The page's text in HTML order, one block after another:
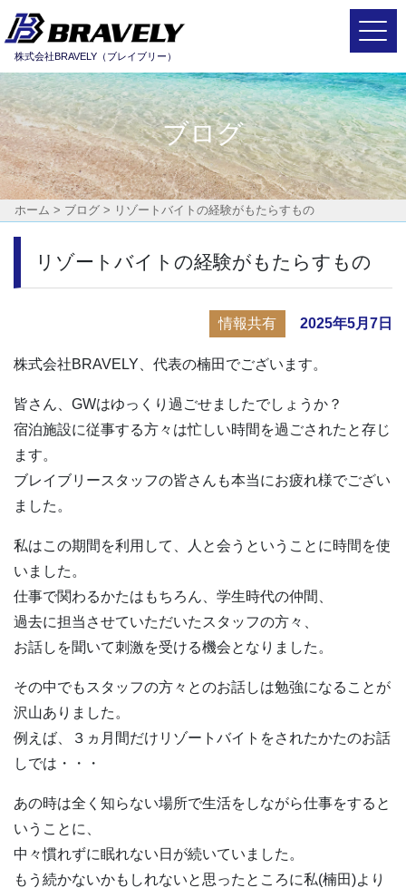
Main Navigation
株式会社BRAVELY（ブレイブリー）
ブログ
ホーム > ブログ > リゾートバイトの経験がもたらすもの
リゾートバイトの経験がもたらすもの
情報共有 2025年5月7日
株式会社BRAVELY、代表の楠田でございます。
皆さん、GWはゆっくり過ごせましたでしょうか？
宿泊施設に従事する方々は忙しい時間を過ごされたと存じ
ます。
ブレイブリースタッフの皆さんも本当にお疲れ様でござい
ました。
私はこの期間を利用して、人と会うということに時間を使
いました。
仕事で関わるかたはもちろん、学生時代の仲間、
過去に担当させていただいたスタッフの方々、
お話しを聞いて刺激を受ける機会となりました。
その中でもスタッフの方々とのお話しは勉強になることが
沢山ありました。
例えば、３ヵ月間だけリゾートバイトをされたかたのお話
しでは・・・
あの時は全く知らない場所で生活をしながら仕事をすると
いうことに、
中々慣れずに眠れない日が続いていました。
もう続かないかもしれないと思ったところに私(楠田)より